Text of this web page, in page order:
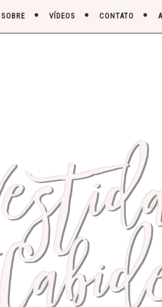
SOBRE VÍDEOS CONTATO